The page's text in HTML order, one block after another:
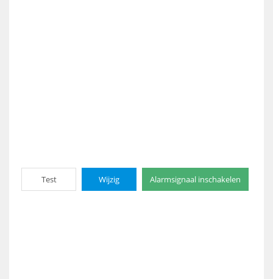
Test Wijzig Alarmsignaal inschakelen